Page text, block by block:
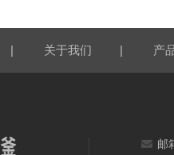
| 关于我们 | 产
邮